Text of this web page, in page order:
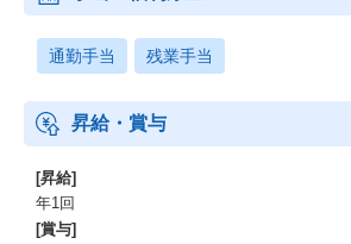
通勤手当 残業手当
昇給・賞与
[昇給]
年1回
[賞与]